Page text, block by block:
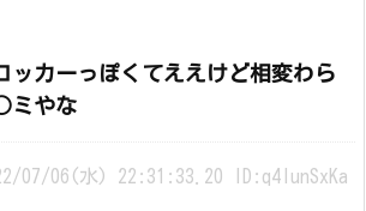
ッカーっぽくてええけど相変わら
ミやな
07/06(水) 22:31:33.20 ID:q4IunSxKa